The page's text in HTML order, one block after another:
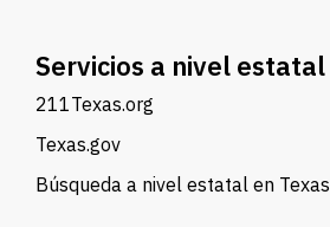
Servicios a nivel estatal
211Texas.org
Texas.gov
Búsqueda a nivel estatal en Texas